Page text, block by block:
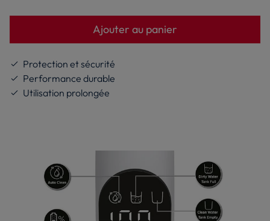
pas de remise affichée.
Ajouter au panier
Protection et sécurité
Performance durable
Utilisation prolongée